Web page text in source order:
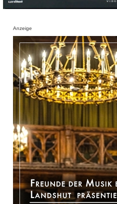
Anzeige